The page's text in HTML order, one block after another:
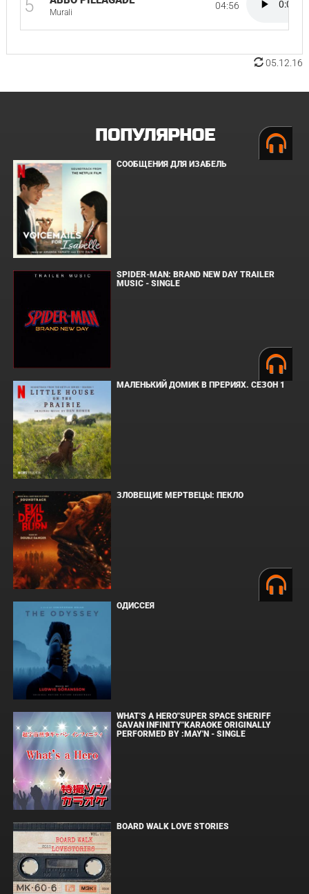
5 Murali
04:56
05.12.16
ПОПУЛЯРНОЕ
СООБЩЕНИЯ ДЛЯ ИЗАБЕЛЬ
SPIDER-MAN: BRAND NEW DAY TRAILER
MUSIC - SINGLE
МАЛЕНЬКИЙ ДОМИК В ПРЕРИЯХ. СЕЗОН 1
ЗЛОВЕЩИЕ МЕРТВЕЦЫ: ПЕКЛО
ОДИССЕЯ
WHAT'S A HERO"SUPER SPACE SHERIFF
GAVAN INFINITY"KARAOKE ORIGINALLY
PERFORMED BY :MAY'N - SINGLE
BOARD WALK LOVE STORIES